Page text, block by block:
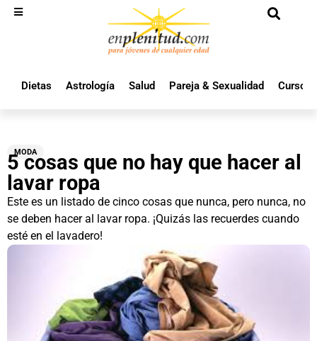
Dietas Astrología Salud Pareja & Sexualidad Cursos
MODA
5 cosas que no hay que hacer al
lavar ropa
Este es un listado de cinco cosas que nunca, pero nunca, no
se deben hacer al lavar ropa. ¡Quizás las recuerdes cuando
esté en el lavadero!